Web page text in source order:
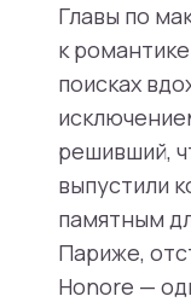
Главы по
к
поисках
решивший,
выпустили
памятным
Париже,
Honore —